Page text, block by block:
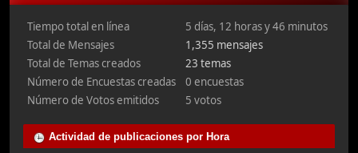
Tiempo total en línea
5 días, 12 horas y 46 minutos
Total de Mensajes
1,355 mensajes
Total de Temas creados
23 temas
Número de Encuestas creadas
0 encuestas
Número de Votos emitidos
5 votos
Actividad de publicaciones por Hora